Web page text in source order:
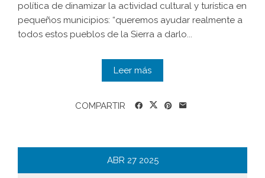
política de dinamizar la actividad cultural y turística en
pequeños municipios: “queremos ayudar realmente a
todos estos pueblos de la Sierra a darlo...
Leer más
COMPARTIR
ABR 27 2025